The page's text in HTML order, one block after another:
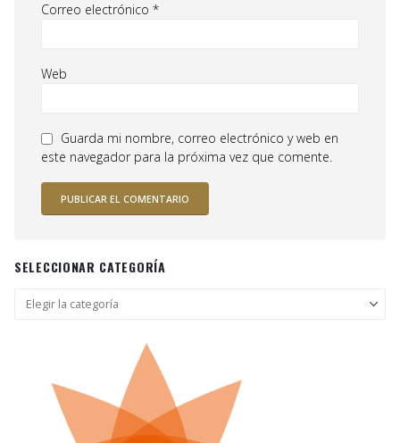
Correo electrónico *
Web
Guarda mi nombre, correo electrónico y web en
este navegador para la próxima vez que comente.
SELECCIONAR CATEGORÍA
Seleccionar
categoría